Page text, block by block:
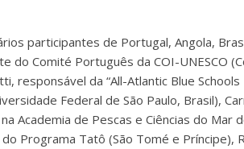
participantes de Portugal, Angola,
do Comité Português da COI-UNESCO
responsável da “All-Atlantic Blue
Federal de São Paulo, Brasil),
Academia de Pescas e Ciências do Mar
Programa Tatô (São Tomé e Príncipe),